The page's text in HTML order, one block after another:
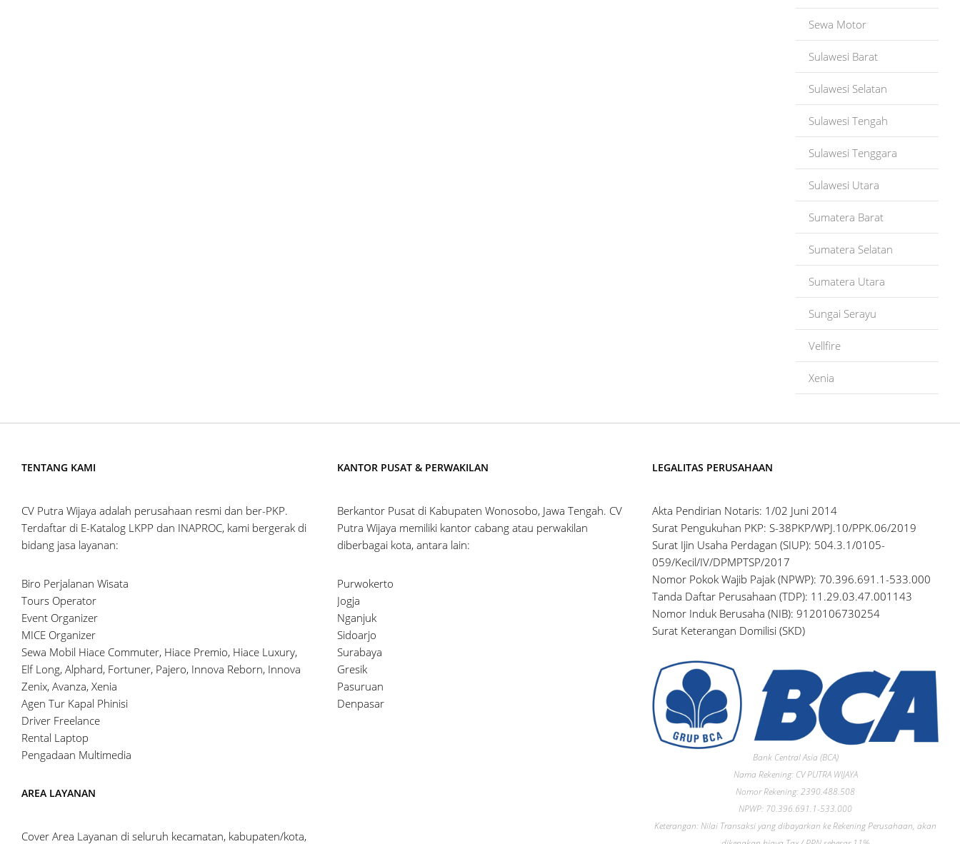
Sewa Motor
Sulawesi Barat
Sulawesi Selatan
Sulawesi Tengah
Sulawesi Tenggara
Sulawesi Utara
Sumatera Barat
Sumatera Selatan
Sumatera Utara
Sungai Serayu
Vellfire
Xenia
TENTANG KAMI
CV Putra Wijaya adalah perusahaan resmi dan ber-PKP.
Terdaftar di E-Katalog LKPP dan INAPROC, kami bergerak di
bidang jasa layanan:
Biro Perjalanan Wisata
Tours Operator
Event Organizer
MICE Organizer
Sewa Mobil Hiace Commuter, Hiace Premio, Hiace Luxury,
Elf Long, Alphard, Fortuner, Pajero, Innova Reborn, Innova
Zenix, Avanza, Xenia
Agen Tur Kapal Phinisi
Driver Freelance
Rental Laptop
Pengadaan Multimedia
AREA LAYANAN
Cover Area Layanan di seluruh kecamatan, kabupaten/kota,
KANTOR PUSAT & PERWAKILAN
Berkantor Pusat di Kabupaten Wonosobo, Jawa Tengah. CV
Putra Wijaya memiliki kantor cabang atau perwakilan
diberbagai kota, antara lain:
Purwokerto
Jogja
Nganjuk
Sidoarjo
Surabaya
Gresik
Pasuruan
Denpasar
LEGALITAS PERUSAHAAN
Akta Pendirian Notaris: 1/02 Juni 2014
Surat Pengukuhan PKP: S-38PKP/WPJ.10/PPK.06/2019
Surat Ijin Usaha Perdagan (SIUP): 504.3.1/0105-
059/Kecil/IV/DPMPTSP/2017
Nomor Pokok Wajib Pajak (NPWP): 70.396.691.1-533.000
Tanda Daftar Perusahaan (TDP): 11.29.03.47.001143
Nomor Induk Berusaha (NIB): 9120106730254
Surat Keterangan Domilisi (SKD)
Bank Central Asia (BCA)
Nama Rekening: CV PUTRA WIJAYA
Nomor Rekening: 2390.488.508
NPWP: 70.396.691.1-533.000
Keterangan: Nilai Transaksi yang dibayarkan ke Rekening Perusahaan, akan